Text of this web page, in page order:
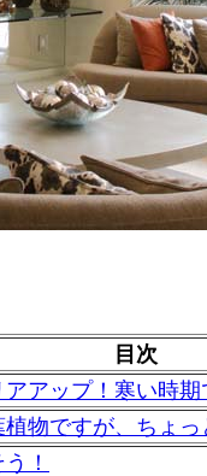
目次
アップ！寒い時期
物ですが、ちょ
！